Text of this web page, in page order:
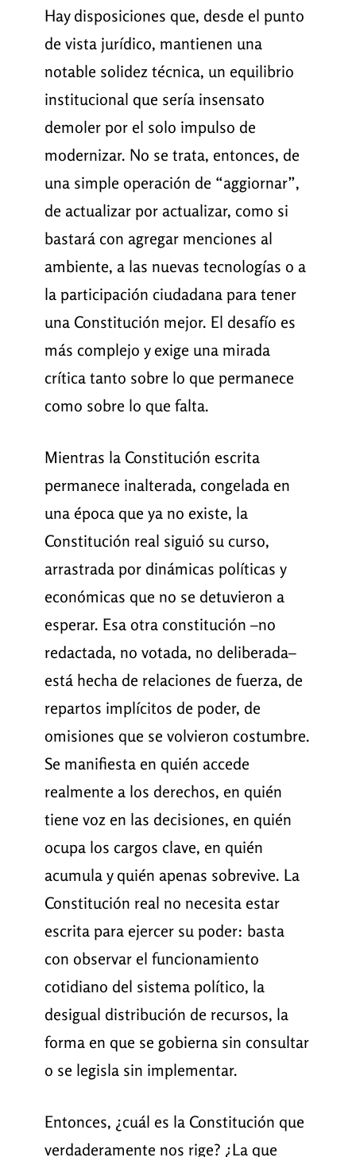
Hay disposiciones que, desde el punto
de vista jurídico, mantienen una
notable solidez técnica, un equilibrio
institucional que sería insensato
demoler por el solo impulso de
modernizar. No se trata, entonces, de
una simple operación de “aggiornar”,
de actualizar por actualizar, como si
bastará con agregar menciones al
ambiente, a las nuevas tecnologías o a
la participación ciudadana para tener
una Constitución mejor. El desafío es
más complejo y exige una mirada
crítica tanto sobre lo que permanece
como sobre lo que falta.
Mientras la Constitución escrita
permanece inalterada, congelada en
una época que ya no existe, la
Constitución real siguió su curso,
arrastrada por dinámicas políticas y
económicas que no se detuvieron a
esperar. Esa otra constitución –no
redactada, no votada, no deliberada–
está hecha de relaciones de fuerza, de
repartos implícitos de poder, de
omisiones que se volvieron costumbre.
Se manifiesta en quién accede
realmente a los derechos, en quién
tiene voz en las decisiones, en quién
ocupa los cargos clave, en quién
acumula y quién apenas sobrevive. La
Constitución real no necesita estar
escrita para ejercer su poder: basta
con observar el funcionamiento
cotidiano del sistema político, la
desigual distribución de recursos, la
forma en que se gobierna sin consultar
o se legisla sin implementar.
Entonces, ¿cuál es la Constitución que
verdaderamente nos rige? ¿La que